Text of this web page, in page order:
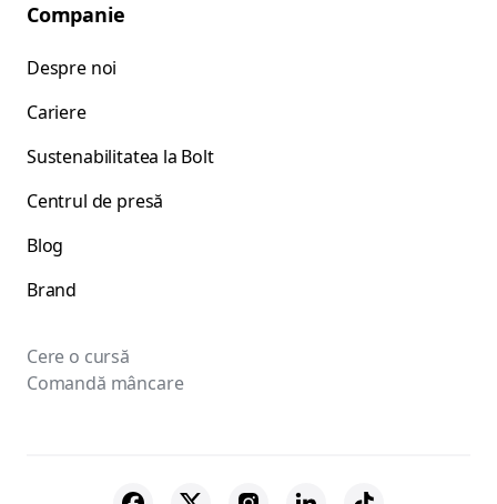
Companie
Despre noi
Cariere
Sustenabilitatea la Bolt
Centrul de presă
Blog
Brand
Cere o cursă
Comandă mâncare